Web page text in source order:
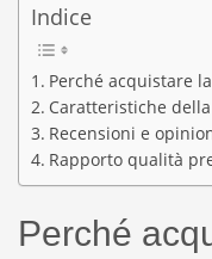
Indice
Perché acquistare
Caratteristiche
Recensioni e
Rapporto qualità
Perché